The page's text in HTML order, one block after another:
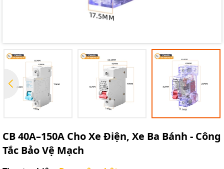
CB 40A–150A Cho Xe Điện, Xe Ba Bánh - Công
Tắc Bảo Vệ Mạch
Mã giảm giá:
Ngày hết hạn:
Điều kiện: